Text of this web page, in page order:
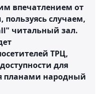
впечатлением от
пользуясь случаем,
читальный зал.
ТРЦ,
для
планами народный